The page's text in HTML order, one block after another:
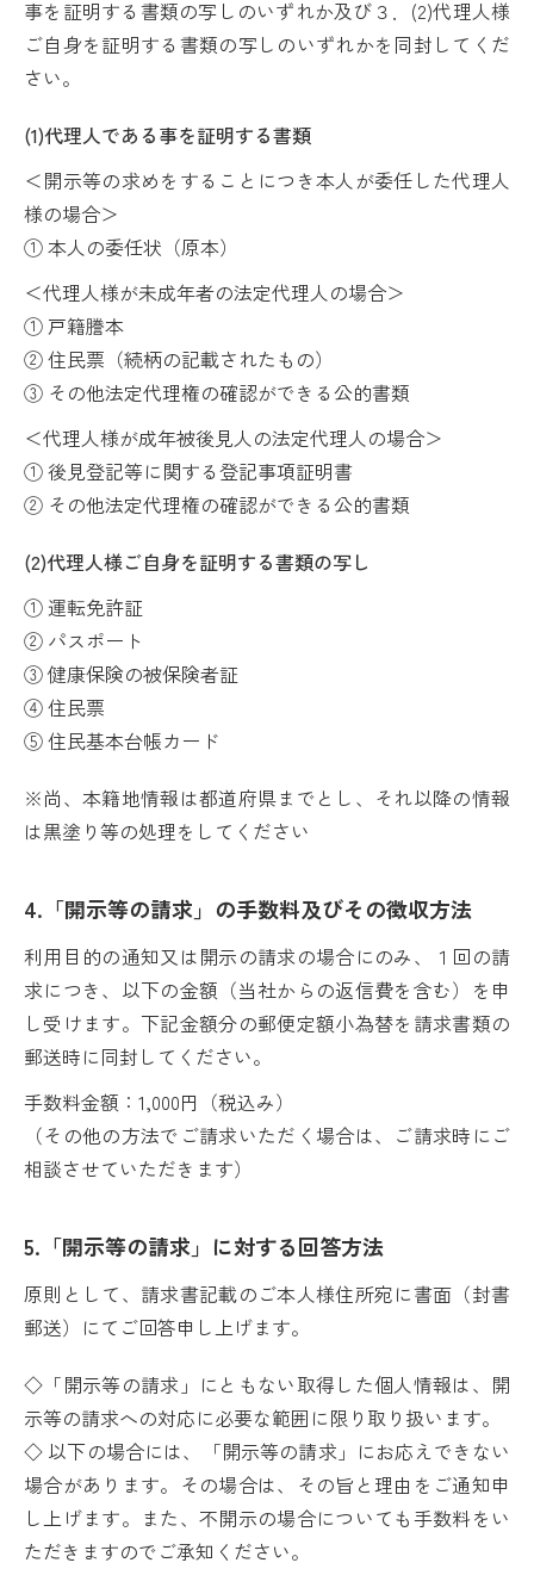
事を証明する書類の写しのいずれか及び３．(2)代理人様
ご自身を証明する書類の写しのいずれかを同封してくだ
さい。
(1)代理人である事を証明する書類
＜開示等の求めをすることにつき本人が委任した代理人
様の場合＞
① 本人の委任状（原本）
＜代理人様が未成年者の法定代理人の場合＞
① 戸籍謄本
② 住民票（続柄の記載されたもの）
③ その他法定代理権の確認ができる公的書類
＜代理人様が成年被後見人の法定代理人の場合＞
① 後見登記等に関する登記事項証明書
② その他法定代理権の確認ができる公的書類
(2)代理人様ご自身を証明する書類の写し
① 運転免許証
② パスポート
③ 健康保険の被保険者証
④ 住民票
⑤ 住民基本台帳カード
※尚、本籍地情報は都道府県までとし、それ以降の情報
は黒塗り等の処理をしてください
4.「開示等の請求」の手数料及びその徴収方法
利用目的の通知又は開示の請求の場合にのみ、１回の請
求につき、以下の金額（当社からの返信費を含む）を申
し受けます。下記金額分の郵便定額小為替を請求書類の
郵送時に同封してください。
手数料金額：1,000円（税込み）
（その他の方法でご請求いただく場合は、ご請求時にご
相談させていただきます）
5.「開示等の請求」に対する回答方法
原則として、請求書記載のご本人様住所宛に書面（封書
郵送）にてご回答申し上げます。
◇「開示等の請求」にともない取得した個人情報は、開
示等の請求への対応に必要な範囲に限り取り扱います。
◇ 以下の場合には、「開示等の請求」にお応えできない
場合があります。その場合は、その旨と理由をご通知申
し上げます。また、不開示の場合についても手数料をい
ただきますのでご承知ください。